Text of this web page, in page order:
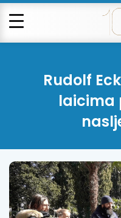
Rudolf
laicima